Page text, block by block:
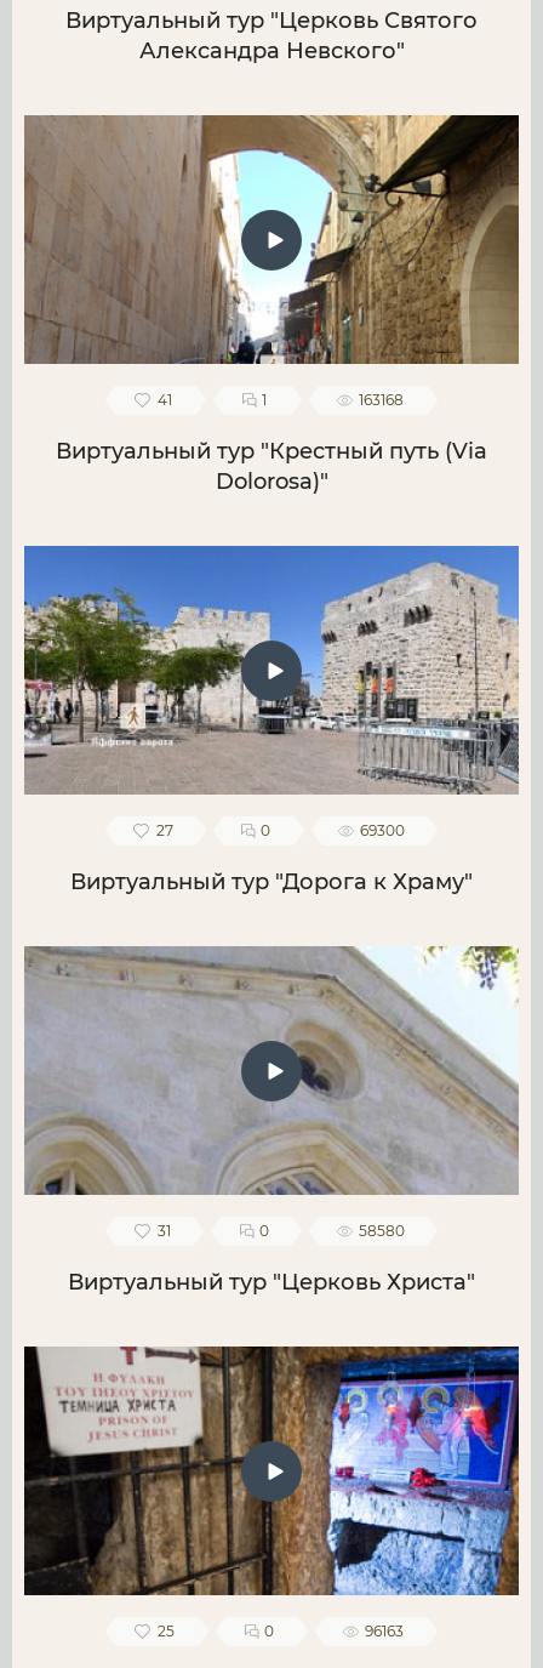
Виртуальный тур "Церковь Святого
Александра Невского"
41 1 163168
Виртуальный тур "Крестный путь (Via
Dolorosa)"
27 0 69300
Виртуальный тур "Дорога к Храму"
31 0 58580
Виртуальный тур "Церковь Христа"
25 0 96163